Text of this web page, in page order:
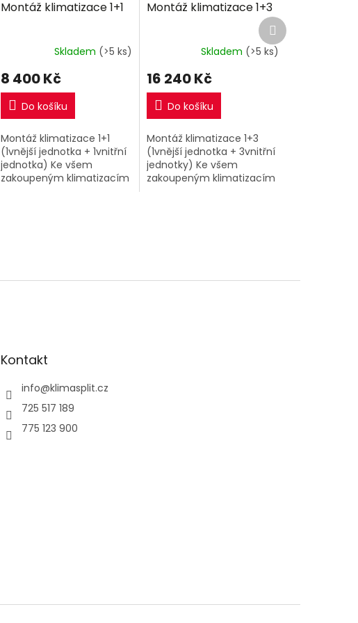
R
A
Montáž klimatizace 1+1
Skladem (>5 ks)
8 400 Kč
Do košíku
Montáž klimatizace 1+1
(1vnější jednotka + 1vnitřní
jednotka) Ke všem
zakoupeným klimatizacím
R
M
A
Montáž klimatizace 1+3
Skladem (>5 ks)
16 240 Kč
Do košíku
Montáž klimatizace 1+3
(1vnější jednotka + 3vnitřní
jednotky) Ke všem
zakoupeným klimatizacím
Další
produkt
Kontakt
info@klimasplit.cz
725 517 189
775 123 900